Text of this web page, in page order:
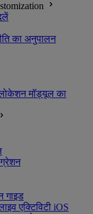
का अनुपालन
मॉड्यूल का
गाइड
एक्टिविटी iOS